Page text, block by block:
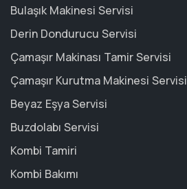
Bulaşık Makinesi Servisi
Derin Dondurucu Servisi
Çamaşır Makinası Tamir Servisi
Çamaşır Kurutma Makinesi Servisi
Beyaz Eşya Servisi
Buzdolabı Servisi
Kombi Tamiri
Kombi Bakımı